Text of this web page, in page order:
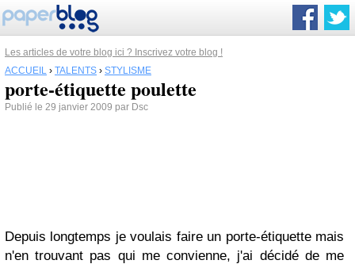
Les articles de votre blog ici ? Inscrivez votre blog !
ACCUEIL › TALENTS › STYLISME
porte-étiquette poulette
Publié le 29 janvier 2009 par Dsc
Depuis longtemps je voulais faire un porte-étiquette mais
n'en trouvant pas qui me convienne, j'ai décidé de me